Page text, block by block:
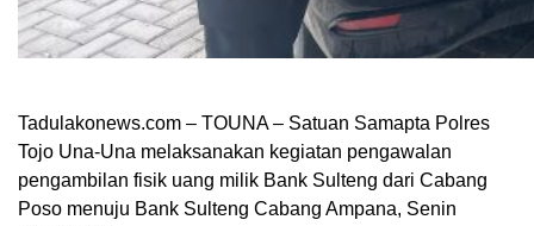
Tadulakonews.com – TOUNA – Satuan Samapta Polres
Tojo Una-Una melaksanakan kegiatan pengawalan
pengambilan fisik uang milik Bank Sulteng dari Cabang
Poso menuju Bank Sulteng Cabang Ampana, Senin